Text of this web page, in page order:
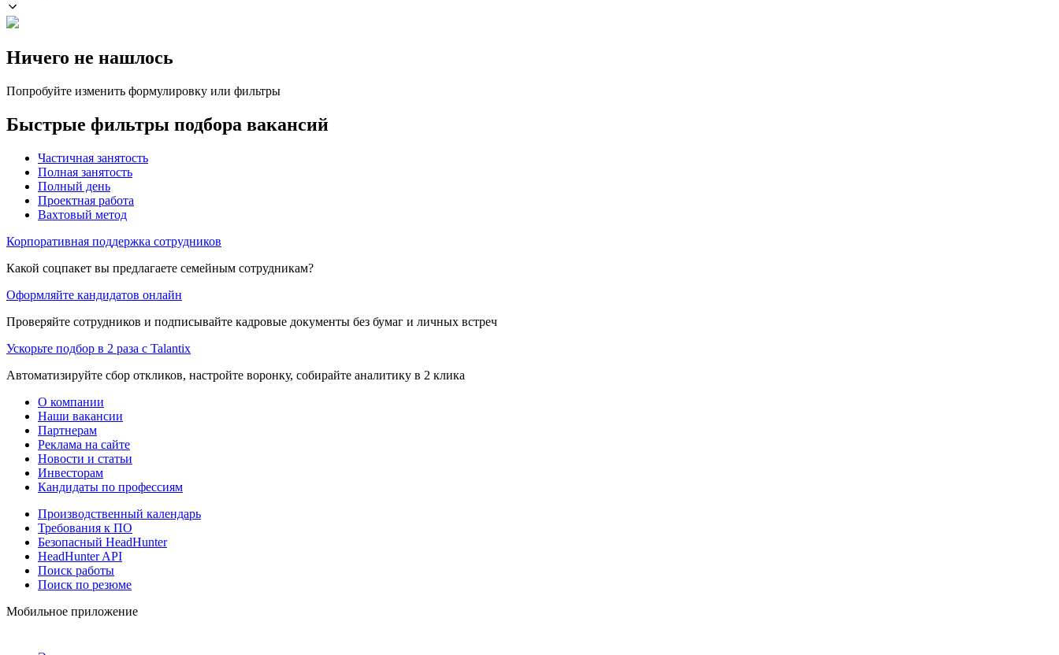
Ничего не нашлось
Попробуйте изменить формулировку или фильтры
Быстрые фильтры подбора вакансий
Частичная занятость
Полная занятость
Полный день
Проектная работа
Вахтовый метод
Корпоративная поддержка сотрудников
Какой соцпакет вы предлагаете семейным сотрудникам?
Оформляйте кандидатов онлайн
Проверяйте сотрудников и подписывайте кадровые документы без бумаг и личных встреч
Ускорьте подбор в 2 раза с Talantix
Автоматизируйте сбор откликов, настройте воронку, собирайте аналитику в 2 клика
О компании
Наши вакансии
Партнерам
Реклама на сайте
Новости и статьи
Инвесторам
Кандидаты по профессиям
Производственный календарь
Требования к ПО
Безопасный HeadHunter
HeadHunter API
Поиск работы
Поиск по резюме
Мобильное приложение